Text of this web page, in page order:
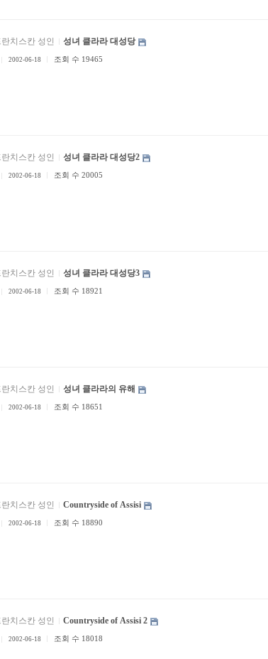
치스칸 성인 성녀 클라라 대성당
2002-06-18 조회 수 19465
치스칸 성인 성녀 클라라 대성당2
2002-06-18 조회 수 20005
치스칸 성인 성녀 클라라 대성당3
2002-06-18 조회 수 18921
치스칸 성인 성녀 클라라의 유해
2002-06-18 조회 수 18651
치스칸 성인 Countryside of Assisi
2002-06-18 조회 수 18890
치스칸 성인 Countryside of Assisi 2
2002-06-18 조회 수 18018